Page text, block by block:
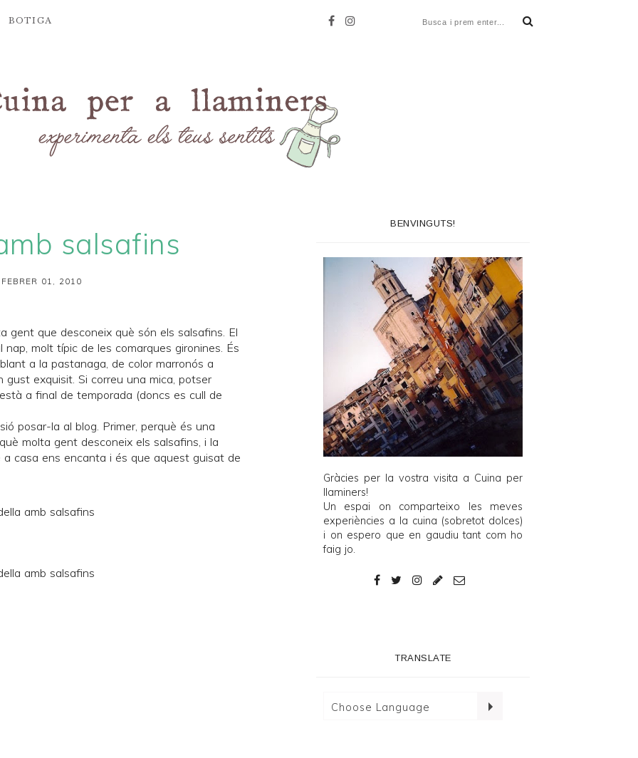
BOTIGA
salsafins
FEBRER 01, 2010
gent que desconeix què són els salsafins. El
molt típic de les comarques gironines. És
a la pastanaga, de color marronós a
exquisit. Si correu una mica, potser
a final de temporada (doncs es cull de
posar-la al blog. Primer, perquè és una
molta gent desconeix els salsafins, i la
casa ens encanta i és que aquest guisat de
BENVINGUTS!
Gràcies per la vostra visita a Cuina per
llaminers!
Un espai on comparteixo les meves
experiències a la cuina (sobretot dolces)
i on espero que en gaudiu tant com ho
faig jo.
TRANSLATE